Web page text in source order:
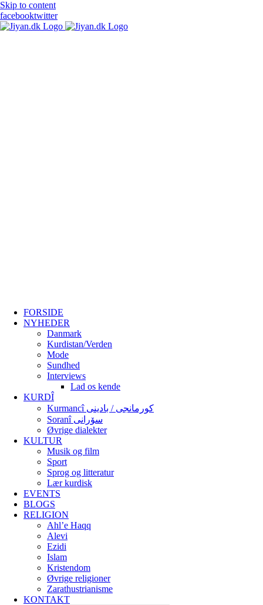
Skip to content
facebooktwitter
FORSIDE
NYHEDER
Danmark
Kurdistan/Verden
Mode
Sundhed
Interviews
Lad os kende
KURDÎ
Kurmancî کورمانجی / بادینی
Soranî سۆرانی
Øvrige dialekter
KULTUR
Musik og film
Sport
Sprog og litteratur
Lær kurdisk
EVENTS
BLOGS
RELIGION
Ahl’e Haqq
Alevi
Ezidi
Islam
Kristendom
Øvrige religioner
Zarathustrianisme
KONTAKT